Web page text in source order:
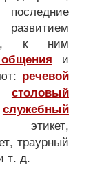
к ним
и
речевой
столовый
служебный
этикет,
траурный
т. д.